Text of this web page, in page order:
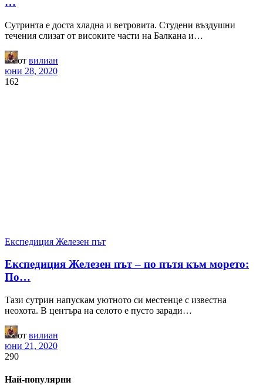
Сутринта е доста хладна и ветровита. Студени въздушни
течения слизат от високите части на Балкана и…
от вилиан
юни 28, 2020
162
Експедиция Железен път
Експедиция Железен път – по пътя към морето:
По…
Тази сутрин напускам уютното си местенце с известна
неохота. В центъра на селото е пусто заради…
от вилиан
юни 21, 2020
290
Най-популярни